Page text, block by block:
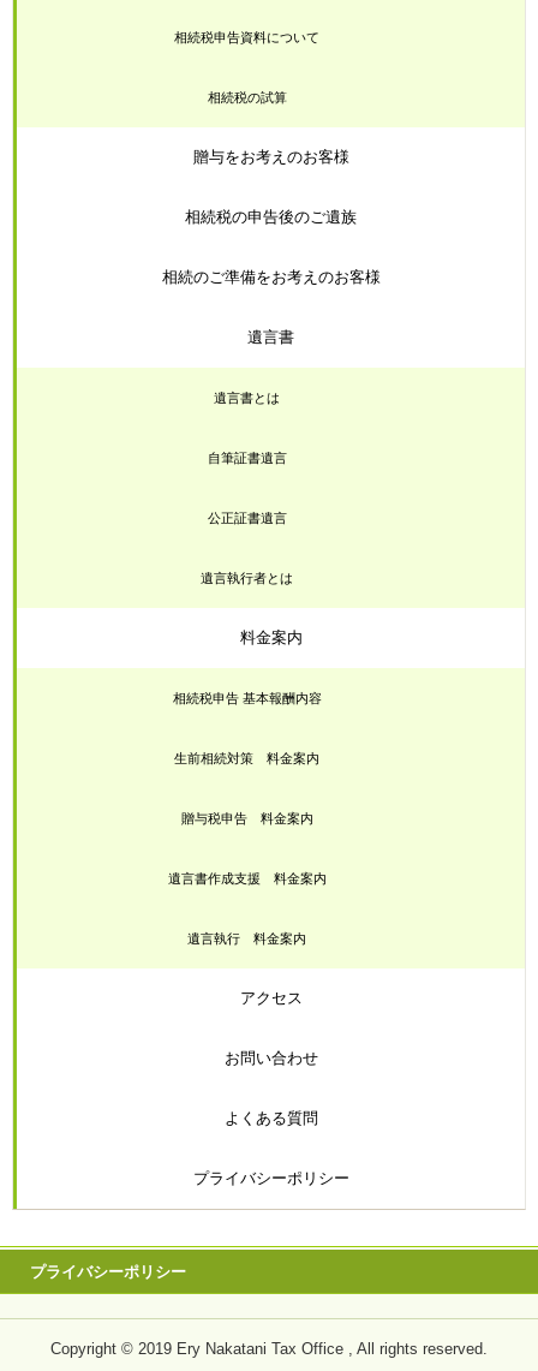
相続税申告資料について
相続税の試算
贈与をお考えのお客様
相続税の申告後のご遺族
相続のご準備をお考えのお客様
遺言書
遺言書とは
自筆証書遺言
公正証書遺言
遺言執行者とは
料金案内
相続税申告 基本報酬内容
生前相続対策 料金案内
贈与税申告 料金案内
遺言書作成支援 料金案内
遺言執行 料金案内
アクセス
お問い合わせ
よくある質問
プライバシーポリシー
プライバシーポリシー
Copyright © 2019 Ery Nakatani Tax Office , All rights reserved.